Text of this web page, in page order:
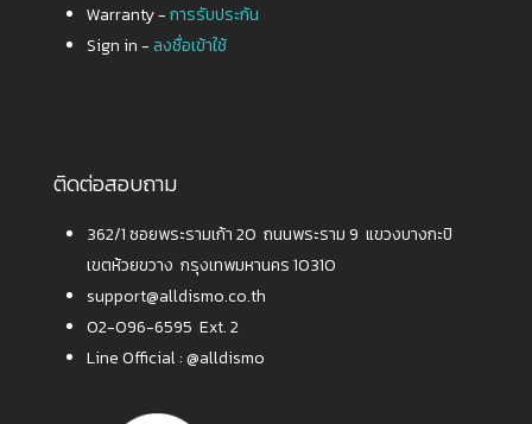
Warranty -การรับประกัน
Sign in - ลงชื่อเข้าใช้
ติดต่อสอบถาม
362/1 ซอยพระรามเก้า 20 ถนนพระราม 9 แขวงบางกะปิ
เขตห้วยขวาง กรุงเทพมหานคร 10310
support@alldismo.co.th
02-096-6595 Ext. 2
Line Official :@alldismo